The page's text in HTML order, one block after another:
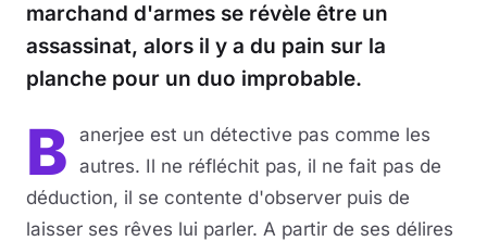
marchand d'armes se révèle être un
assassinat, alors il y a du pain sur la
planche pour un duo improbable.
B anerjee est un détective pas comme les
autres. Il ne réfléchit pas, il ne fait pas de
déduction, il se contente d'observer puis de
laisser ses rêves lui parler. A partir de ses délires